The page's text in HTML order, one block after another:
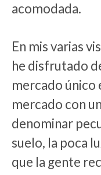
acomodada.
En mis varias
he disfrutado
mercado único
mercado con
denominar
suelo, la poca
que la gente